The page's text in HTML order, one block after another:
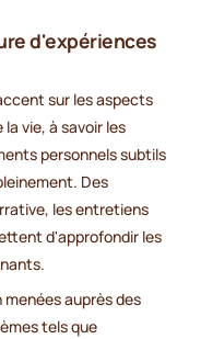
d'expériences
sur les aspects
vie, à savoir les
personnels subtils
Des
les entretiens
d'approfondir les
auprès des
tels que